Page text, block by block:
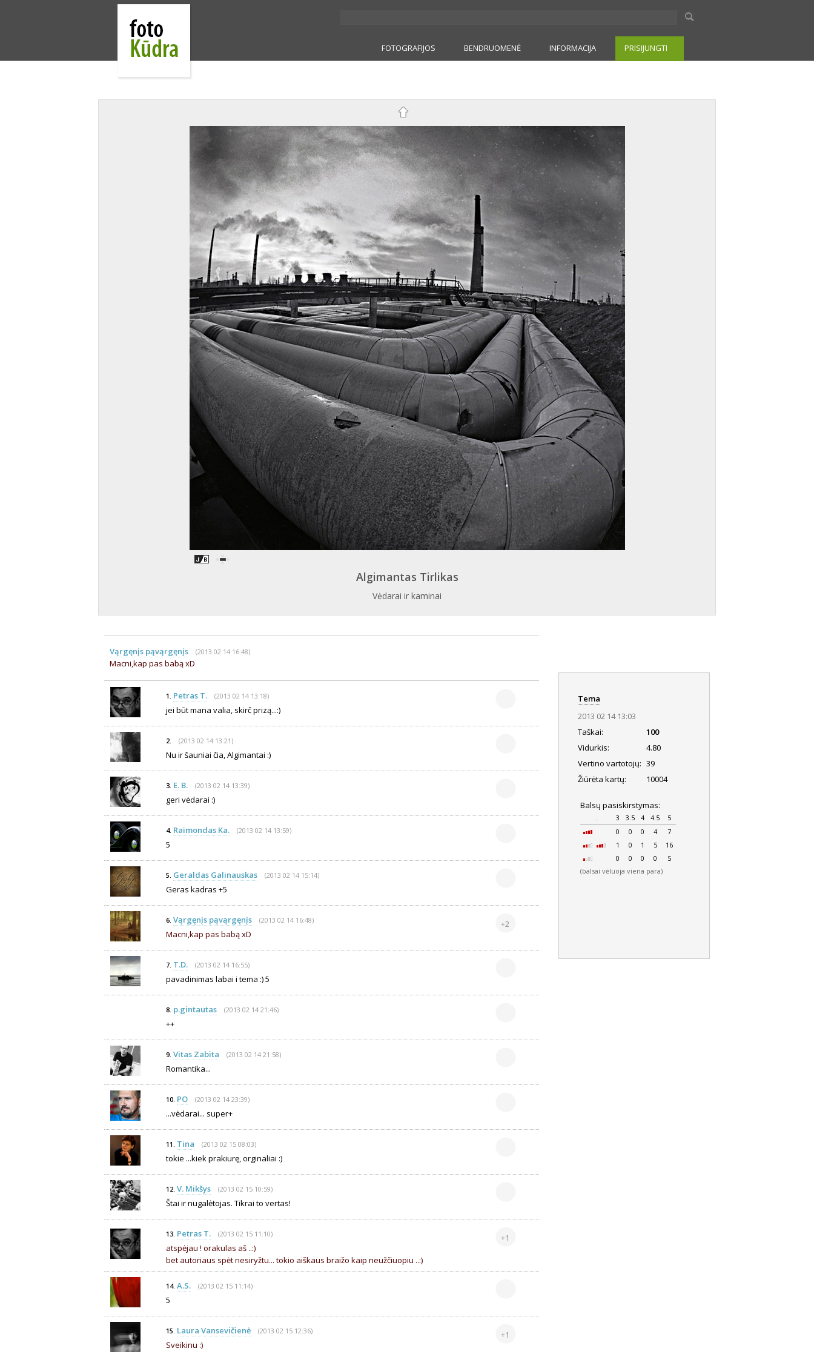
FOTOGRAFIJOS BENDRUOMENĖ INFORMACIJA PRISIJUNGTI
Algimantas Tirlikas
Vėdarai ir kaminai
Vąrgęnįs pąvąrgęnįs (2013 02 14 16:48)
Macni,kap pas babą xD
1. Petras T. (2013 02 14 13:18)
jei būt mana valia, skirč prizą...:)
2. (2013 02 14 13:21)
Nu ir šauniai čia, Algimantai :)
3. E. B. (2013 02 14 13:39)
geri vėdarai :)
4. Raimondas Ka. (2013 02 14 13:59)
5
5. Geraldas Galinauskas (2013 02 14 15:14)
Geras kadras +5
6. Vąrgęnįs pąvąrgęnįs (2013 02 14 16:48)
Macni,kap pas babą xD
+2
7. T.D. (2013 02 14 16:55)
pavadinimas labai i tema :) 5
8. p.gintautas (2013 02 14 21:46)
++
9. Vitas Zabita (2013 02 14 21:58)
Romantika...
10. PO (2013 02 14 23:39)
...vėdarai... super+
11. Tina (2013 02 15 08:03)
tokie ...kiek prakiurę, orginaliai :)
12. V. Mikšys (2013 02 15 10:59)
Štai ir nugalėtojas. Tikrai to vertas!
13. Petras T. (2013 02 15 11:10)
atspėjau ! orakulas aš ..:)
bet autoriaus spėt nesiryžtu... tokio aiškaus braižo kaip neužčiuopiu ..:)
+1
14. A.S. (2013 02 15 11:14)
5
15. Laura Vansevičienė (2013 02 15 12:36)
Sveikinu :)
+1
Tema
2013 02 14 13:03
Taškai:
100
Vidurkis:
4.80
Vertino vartotojų: 39
Žiūrėta kartų:
10004
Balsų pasiskirstymas:
. 3 3.5 4 4.5
5
0
0 0 4
7
1
0 1 5
16
0
0 0 0 5
(balsai vėluoja viena para)